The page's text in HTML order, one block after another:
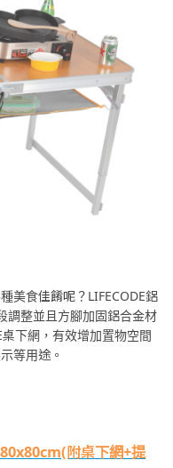
美食佳餚呢？LIFECODE鋁
調整並且方腳加固鋁合金材
下網，有效增加置物空間
等用途。
80x80cm(附桌下網+提